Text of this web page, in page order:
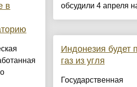
в
обсудили 4 апреля
Индонезия будет
газ из угля
Государственная